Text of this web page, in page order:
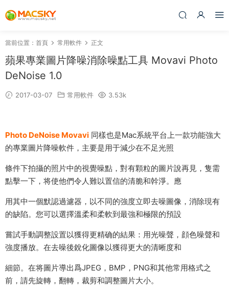
當前位置： 首頁 常用軟件 正文
蘋果專業圖片降噪消除噪點工具 Movavi Photo
DeNoise 1.0
2017-03-07 常用軟件 3.53k
Photo DeNoise Movavi 同樣也是Mac系統平台上一款功能強大
的專業圖片降噪軟件，主要是用于減少在不足光照
條件下拍攝的照片中的視覺噪點，對有顆粒的圖片說再見，隻需
點擊一下，将使他們令人難以置信的清脆和幹淨。應
用其中一個默認過濾器，以不同的強度立即去噪圖像，消除現有
的缺陷。您可以選擇溫柔和柔軟到最強和極限的預設
嘗試手動調整設置以獲得更精确的結果：用光噪聲，顔色噪聲和
強度播放。在去噪後銳化圖像以獲得更大的清晰度和
細節。在将圖片導出爲JPEG，BMP，PNG和其他常用格式之
前，請先旋轉，翻轉，裁剪和調整圖片大小。